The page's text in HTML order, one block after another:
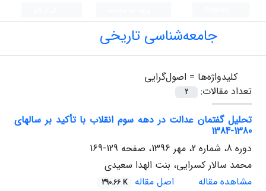
جامعه‌شناسی تاریخی
کلیدواژه‌ها = اصول‌گرایی
تعداد مقالات:
2
تحلیل گفتمان عدالت در دهه سوم انقلاب با تأکید بر سال‏های
1380-1384
دوره 8، شماره 2، مهر 1396، صفحه
129-169
محمد سالار کسرایی، بنت الهدا سعیدی
مشاهده مقاله
اصل مقاله 390.66 K